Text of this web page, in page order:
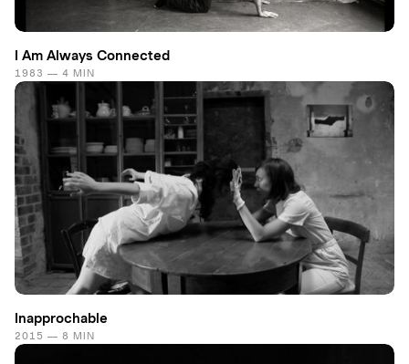
I Am Always Connected
1983 — 4 MIN
Inapprochable
2015 — 8 MIN